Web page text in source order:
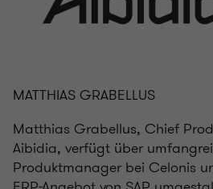
MATTHIAS GRABELLUS
Matthias Grabellus, Chief
Aibidia, verfügt über
Produktmanager bei Celonis